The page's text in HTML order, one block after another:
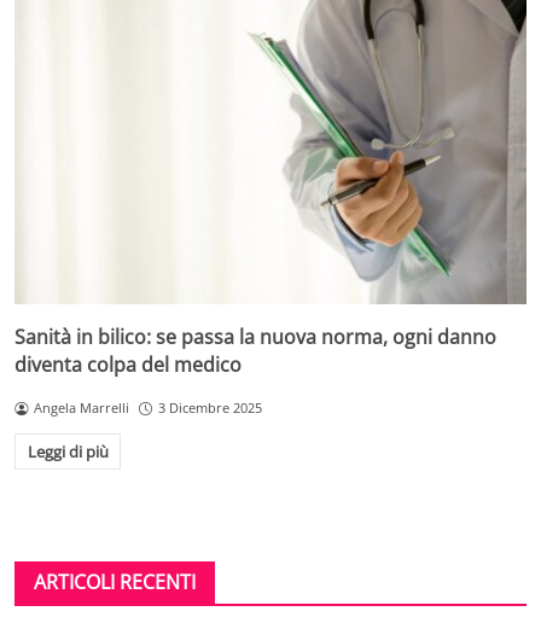
Sanità in bilico: se passa la nuova norma, ogni danno
diventa colpa del medico
Angela Marrelli 3 Dicembre 2025
Leggi di più
ARTICOLI RECENTI